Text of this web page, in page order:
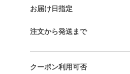
お届け日指定
注文から発送まで
クーポン利用可否